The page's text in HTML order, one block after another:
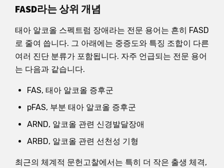
FASD라는 상위 개념
태아 알코올 스펙트럼 장애라는 전문 용어는 흔히 FASD
로 줄여 씁니다. 그 아래에는 중증도와 특징 조합이 다른
여러 진단 분류가 포함됩니다. 자주 언급되는 전문 용어
는 다음과 같습니다.
FAS, 태아 알코올 증후군
pFAS, 부분 태아 알코올 증후군
ARND, 알코올 관련 신경발달장애
ARBD, 알코올 관련 선천성 기형
최근의 체계적 문헌고찰에서는 특히 더 작은 출생 체격,